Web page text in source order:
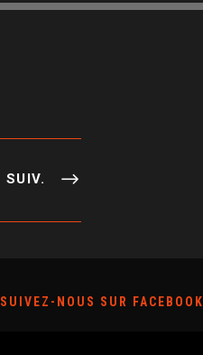
SUIV.
SUIVEZ-NOUS SUR FACEBOOK